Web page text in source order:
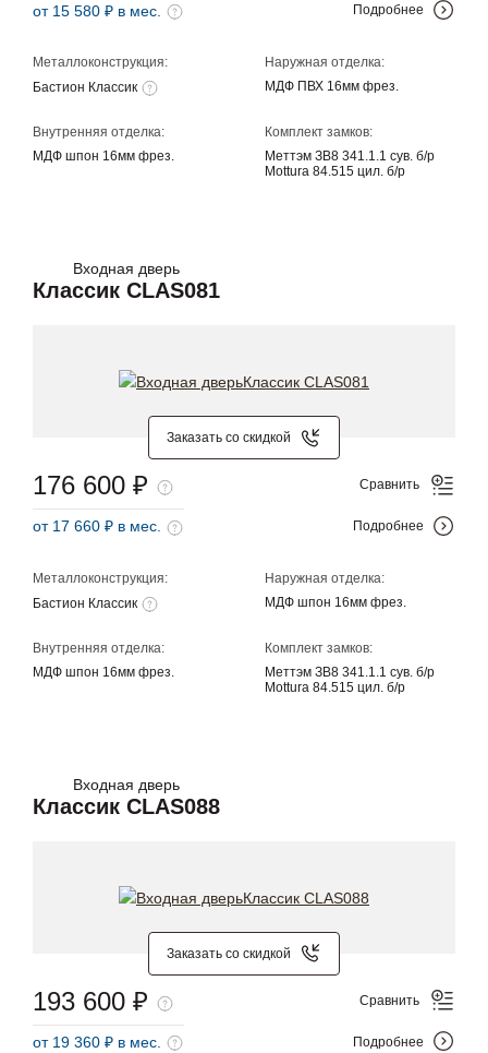
Металлоконструкция:
Бастион Классик
Наружная отделка:
МДФ ПВХ 16мм фрез.
Внутренняя отделка:
МДФ шпон 16мм фрез.
Комплект замков:
Меттэм ЗВ8 341.1.1 сув. б/р
Mottura 84.515 цил. б/р
от 15 580 ₽ в мес. Подробнее
Входная дверь
Классик CLAS081
Заказать со скидкой
Металлоконструкция:
Бастион Классик
Наружная отделка:
МДФ шпон 16мм фрез.
Внутренняя отделка:
МДФ шпон 16мм фрез.
Комплект замков:
Меттэм ЗВ8 341.1.1 сув. б/р
Mottura 84.515 цил. б/р
176 600 ₽
от 17 660 ₽ в мес.
Сравнить
Подробнее
Входная дверь
Классик CLAS088
Заказать со скидкой
193 600 ₽
от 19 360 ₽ в мес.
Сравнить
Подробнее